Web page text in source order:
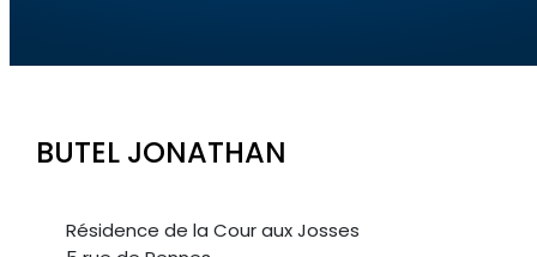
BUTEL JONATHAN
Résidence de la Cour aux Josses